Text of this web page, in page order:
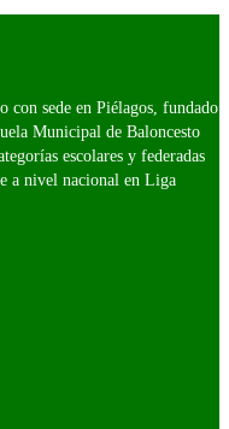
con sede en Piélagos, fundado
Municipal de Baloncesto
escolares y federadas
a nivel nacional en Liga